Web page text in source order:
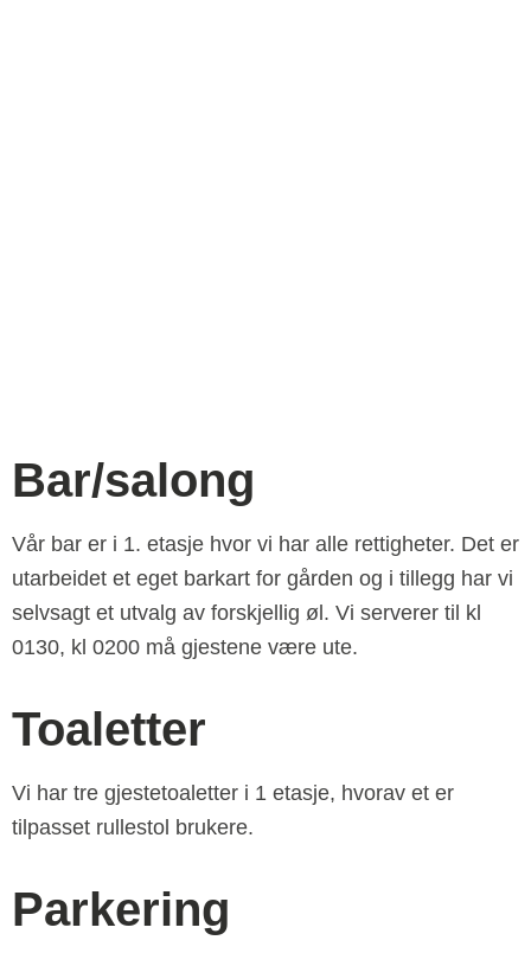
Bar/salong
Vår bar er i 1. etasje hvor vi har alle rettigheter. Det er
utarbeidet et eget barkart for gården og i tillegg har vi
selvsagt et utvalg av forskjellig øl. Vi serverer til kl
0130, kl 0200 må gjestene være ute.
Toaletter
Vi har tre gjestetoaletter i 1 etasje, hvorav et er
tilpasset rullestol brukere.
Parkering